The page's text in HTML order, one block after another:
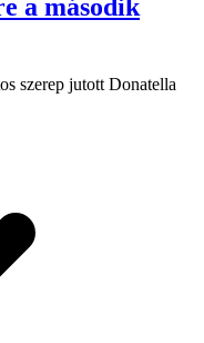
a második
szerep jutott Donatella